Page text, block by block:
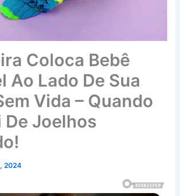
Coloca Bebê
Ao Lado De Sua
Vida – Quando
De Joelhos
2024